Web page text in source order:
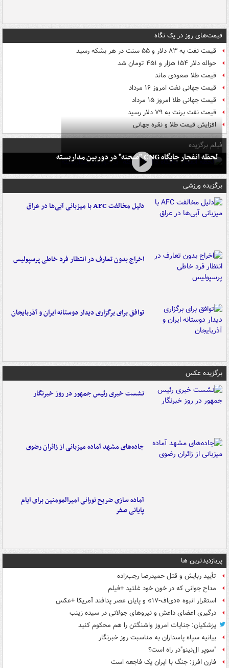
قیمت‌های روز در یک نگاه
قیمت نفت به ۸۳ دلار و ۵۵ سنت در هر بشکه رسید
حواله دلار ۱۵۴ هزار و ۴۵۱ تومان شد
قیمت طلا صعودی ماند
قیمت جهانی نفت امروز ۱۶ مرداد
قیمت جهانی طلا امروز ۱۵ مرداد
قیمت نفت برنت به ۷۹ دلار رسید
افزایش قیمت طلا و نقره جهانی
فیلم برگزیده
لحظه انفجار جایگاه CNG "صحنه" در دوربین مداربسته
برگزیده ورزشی
دلیل مخالفت AFC با میزبانی آبی‌ها در عراق
اخراج بدون تعارف در انتظار فرد خاطی پرسپولیس
توافق برای برگزاری دیدار دوستانه ایران و آذربایجان
برگزیده عکس
نشست خبری رئیس جمهور در روز خبرنگار
جاده‌های مشهد آماده میزبانی از زائران رضوی
آماده سازی ضریح نورانی امیرالمومنین برای ایام
پایانی صفر
پربازدیدترین ها
تأیید ربایش و قتل حمیدرضا رجب‌زاده
مداح جوانی که در خون خود غلتید +فیلم
استقرار انبوه «دی‌اف‑۱۷» و پایان عصر پدافند آمریکا +عکس
درگیری اعضای داعش و نیروهای جولانی در سیده زینب
پزشکیان: جنایات امروز واشنگتن را هم محکوم کنید
بیانیه سپاه پاسداران به مناسبت روز خبرنگار
"سوپر ال‌نینو"در راه است؟
فارن افرز: جنگ با ایران یک فاجعه است